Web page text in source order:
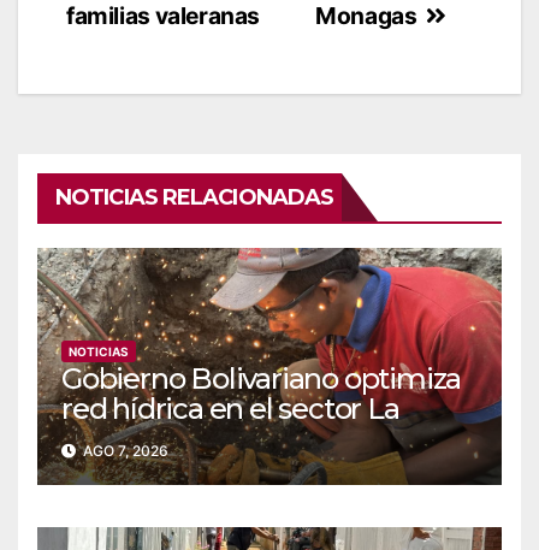
Monagas
familias valeranas
NOTICIAS RELACIONADAS
NOTICIAS
Gobierno Bolivariano optimiza
red hídrica en el sector La
Majada
AGO 7, 2026